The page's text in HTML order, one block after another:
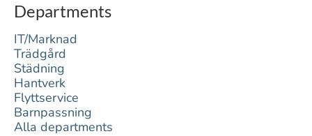
Departments
IT/Marknad
Trädgård
Städning
Hantverk
Flyttservice
Barnpassning
Alla departments